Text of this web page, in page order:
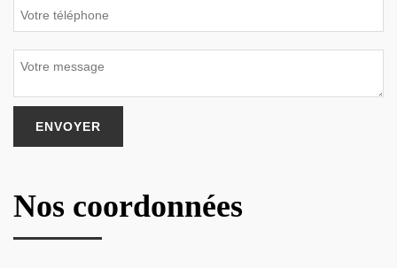
Nos coordonnées